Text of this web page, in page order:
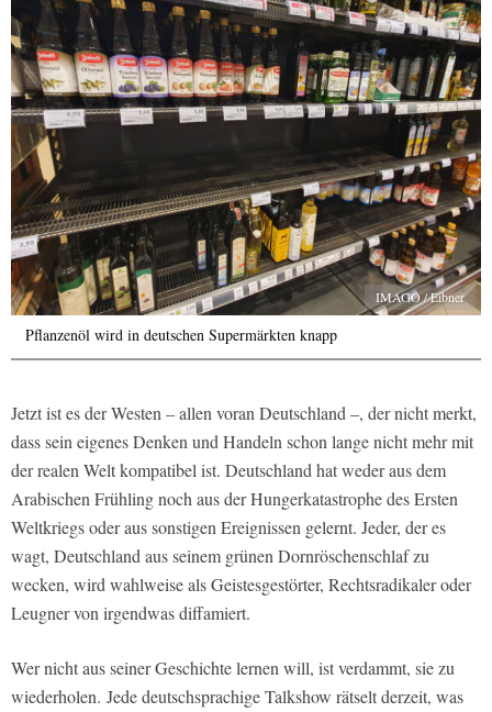
IMAGO / Eibner
Pflanzenöl wird in deutschen Supermärkten knapp
Jetzt ist es der Westen – allen voran Deutschland –, der nicht merkt,
dass sein eigenes Denken und Handeln schon lange nicht mehr mit
der realen Welt kompatibel ist. Deutschland hat weder aus dem
Arabischen Frühling noch aus der Hungerkatastrophe des Ersten
Weltkriegs oder aus sonstigen Ereignissen gelernt. Jeder, der es
wagt, Deutschland aus seinem grünen Dornröschenschlaf zu
wecken, wird wahlweise als Geistesgestörter, Rechtsradikaler oder
Leugner von irgendwas diffamiert.
Wer nicht aus seiner Geschichte lernen will, ist verdammt, sie zu
wiederholen. Jede deutschsprachige Talkshow rätselt derzeit, was